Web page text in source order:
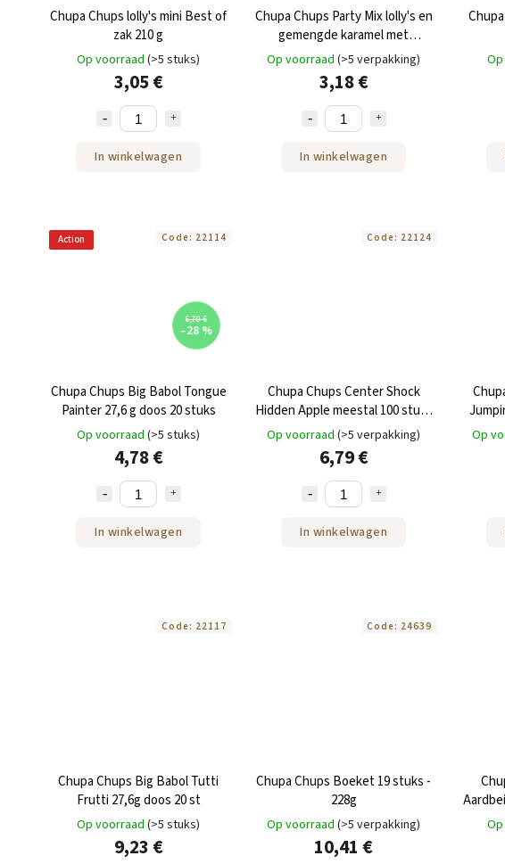
Chupa Chups lolly's mini Best of
zak 210 g
Op voorraad (>5 stuks)
3,05 €
In winkelwagen
Chupa Chups Party Mix lolly's en
gemengde karamel met
fruitsmaak 36 stuks 400g
Op voorraad (>5 verpakking)
3,18 €
In winkelwagen
Action
6,70 €
–28 %
Chupa Chups Big Babol Tongue
Painter 27,6 g doos 20 stuks
Op voorraad (>5 stuks)
4,78 €
In winkelwagen
Code: 22114
Chupa Chups Center Shock
Hidden Apple meestal 100 stuks
400g doos
Op voorraad (>5 verpakking)
6,79 €
In winkelwagen
Code: 22124
Op
Chupa Chups Big Babol Tutti
Frutti 27,6g doos 20 st
Op voorraad (>5 stuks)
9,23 €
Code: 22117
Chupa Chups Boeket 19 stuks -
228g
Op voorraad (>5 verpakking)
10,41 €
Code: 24639